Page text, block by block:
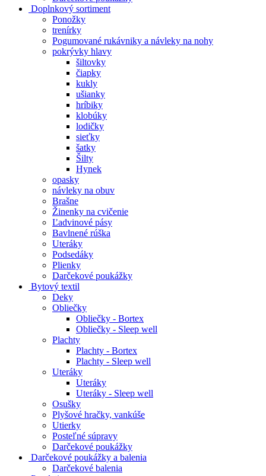
Doplnkový sortiment
Ponožky
trenírky
Pogumované rukávniky a návleky na nohy
pokrývky hlavy
šiltovky
čiapky
kukly
ušianky
hríbiky
klobúky
lodičky
sieťky
šatky
Šilty
Hynek
opasky
návleky na obuv
Brašne
Žinenky na cvičenie
Ľadvinové pásy
Bavlnené rúška
Uteráky
Podsedáky
Plienky
Darčekové poukážky
Bytový textil
Deky
Obliečky
Obliečky - Bortex
Obliečky - Sleep well
Plachty
Plachty - Bortex
Plachty - Sleep well
Uteráky
Uteráky
Uteráky - Sleep well
Osušky
Plyšové hračky, vankúše
Utierky
Posteľné súpravy
Darčekové poukážky
Darčekové poukážky a balenia
Darčekové balenia